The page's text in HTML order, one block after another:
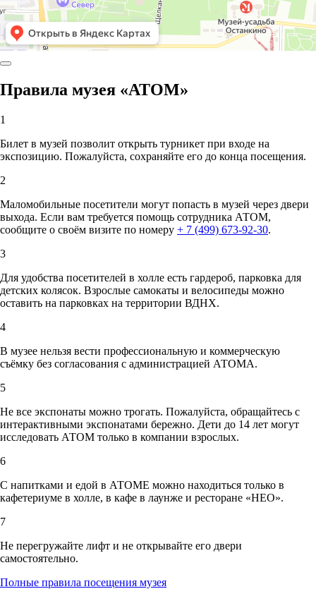
Правила музея «АТОМ»
1
Билет в музей позволит открыть турникет при входе на
экспозицию. Пожалуйста, сохраняйте его до конца посещения.
2
Маломобильные посетители могут попасть в музей через двери
выхода. Если вам требуется помощь сотрудника АТОМ,
сообщите о своём визите по номеру + 7 (499) 673-92-30.
3
Для удобства посетителей в холле есть гардероб, парковка для
детских колясок. Взрослые самокаты и велосипеды можно
оставить на парковках на территории ВДНХ.
4
В музее нельзя вести профессиональную и коммерческую
съёмку без согласования с администрацией АТОМА.
5
Не все экспонаты можно трогать. Пожалуйста, обращайтесь с
интерактивными экспонатами бережно. Дети до 14 лет могут
исследовать АТОМ только в компании взрослых.
6
С напитками и едой в АТОМЕ можно находиться только в
кафетериуме в холле, в кафе в лаунже и ресторане «НЕО».
7
Не перегружайте лифт и не открывайте его двери
самостоятельно.
Полные правила посещения музея